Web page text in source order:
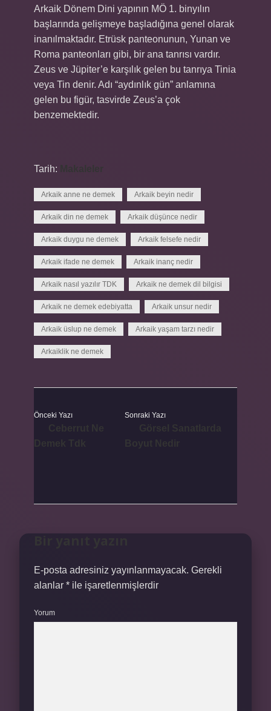
Arkaik Dönem Dini yapının MÖ 1. binyılın
başlarında gelişmeye başladığına genel olarak
inanılmaktadır. Etrüsk panteonunun, Yunan ve
Roma panteonları gibi, bir ana tanrısı vardır.
Zeus ve Jüpiter’e karşılık gelen bu tanrıya Tinia
veya Tin denir. Adı “aydınlık gün” anlamına
gelen bu figür, tasvirde Zeus’a çok
benzemektedir.
Tarih:
Arkaik anne ne demek Arkaik beyin nedir
Arkaik din ne demek Arkaik düşünce nedir
Arkaik duygu ne demek Arkaik felsefe nedir
Arkaik ifade ne demek Arkaik inanç nedir
Arkaik nasıl yazılır TDK Arkaik ne demek dil bilgisi
Arkaik ne demek edebiyatta Arkaik unsur nedir
Arkaik üslup ne demek Arkaik yaşam tarzı nedir
Arkaiklik ne demek
Önceki Yazı Sonraki Yazı
E-posta adresiniz yayınlanmayacak. Gerekli
alanlar * ile işaretlenmişlerdir
Yorum